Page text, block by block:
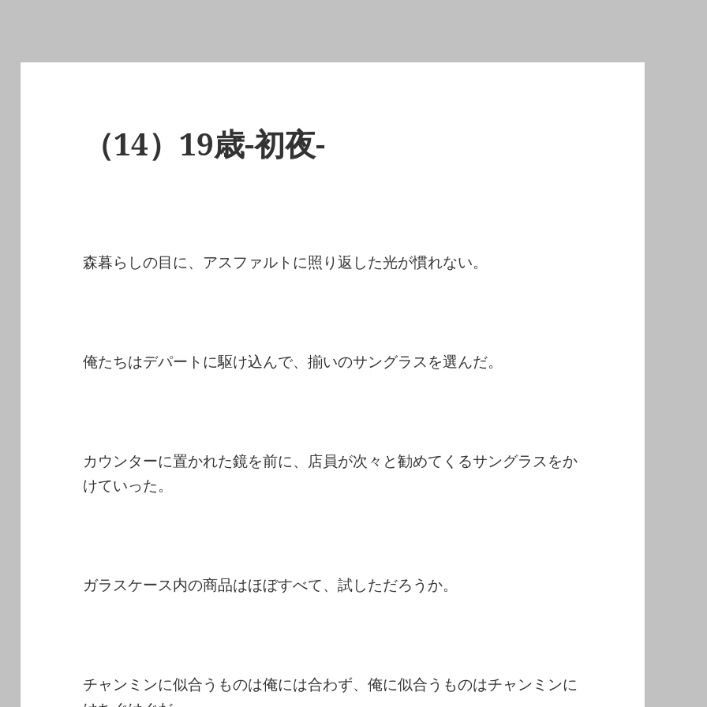
（14）19歳-初夜-
森暮らしの目に、アスファルトに照り返した光が慣れない。
俺たちはデパートに駆け込んで、揃いのサングラスを選んだ。
カウンターに置かれた鏡を前に、店員が次々と勧めてくるサングラスをか
けていった。
ガラスケース内の商品はほぼすべて、試しただろうか。
チャンミンに似合うものは俺には合わず、俺に似合うものはチャンミンに